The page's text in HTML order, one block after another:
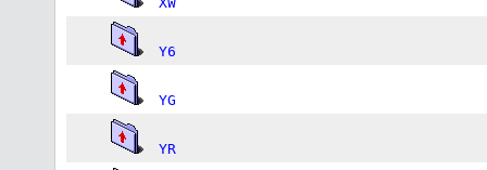
Y6
YG
YR